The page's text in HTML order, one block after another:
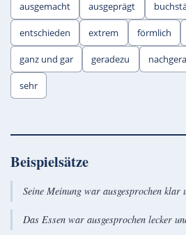
ausgemacht ausgeprägt
entschieden extrem förmlich
ganz und gar geradezu
sehr
Beispielsätze
Seine Meinung war ausgesprochen klar
Das Essen war ausgesprochen lecker